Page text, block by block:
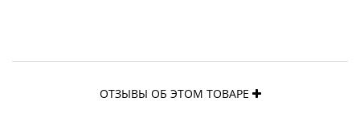
ОТЗЫВЫ ОБ ЭТОМ ТОВАРЕ